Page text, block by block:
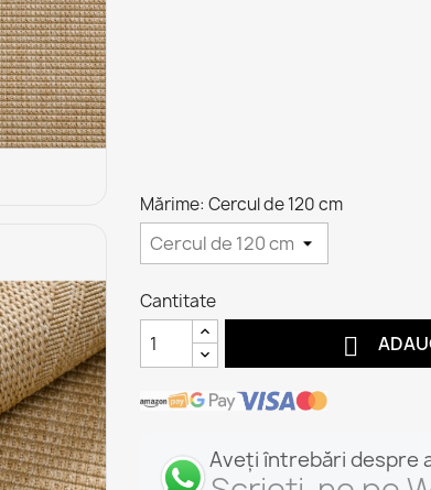
Mărime: Cercul de 120 cm
Cantitate

Aveți întrebări despre